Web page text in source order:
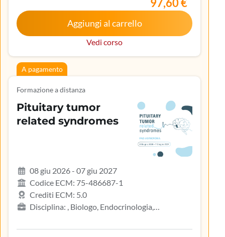
97,60 €
Aggiungi al carrello
Vedi corso
A pagamento
Formazione a distanza
Pituitary tumor
related syndromes
08 giu 2026 - 07 giu 2027
Codice ECM: 75-486687-1
Crediti ECM: 5.0
Disciplina: , Biologo, Endocrinologia,
ostetricia, Infermiere, Infermiere pediatrico,